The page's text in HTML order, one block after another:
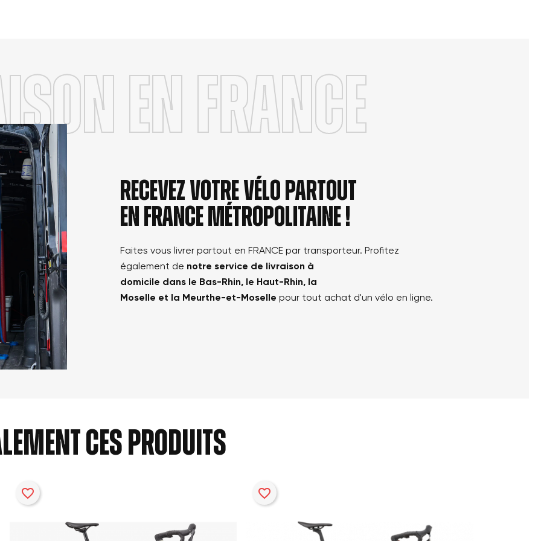
en FRANCE
Recevez votre vélo partout
en france métropolitaine !
Faites vous livrer partout en FRANCE par transporteur. Profitez
également de notre service de livraison à
domicile dans le Bas-Rhin, le Haut-Rhin, la
Moselle et la Meurthe-et-Moselle pour tout achat d'un vélo en ligne.
ces produits
favorite_border favorite_border